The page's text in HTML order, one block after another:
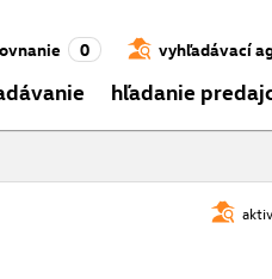
0 vyhľadávací
hľadanie